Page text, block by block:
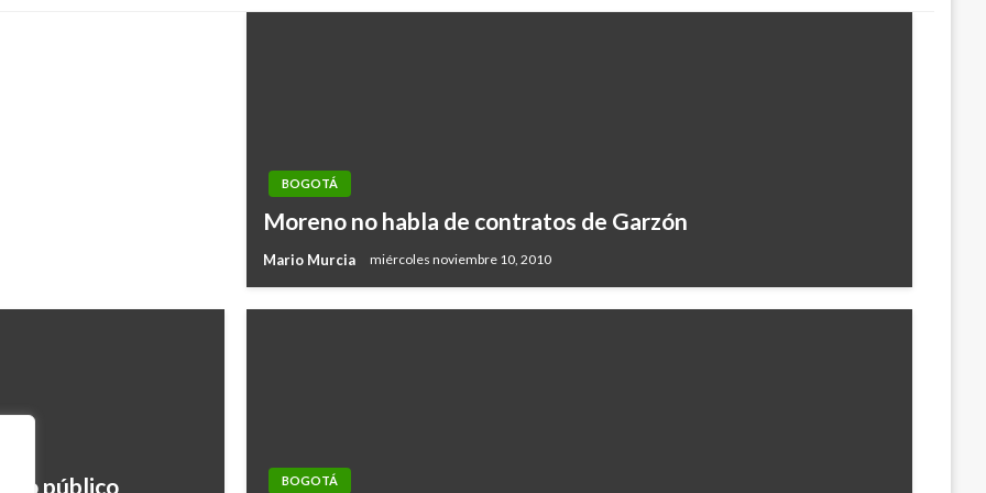
BOGOTÁ
Moreno no habla de contratos de Garzón
Mario Murcia miércoles noviembre 10, 2010
público BOGOTÁ